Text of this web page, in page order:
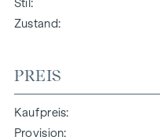
Stil
Zustand
PREIS
Kaufpreis
Provision